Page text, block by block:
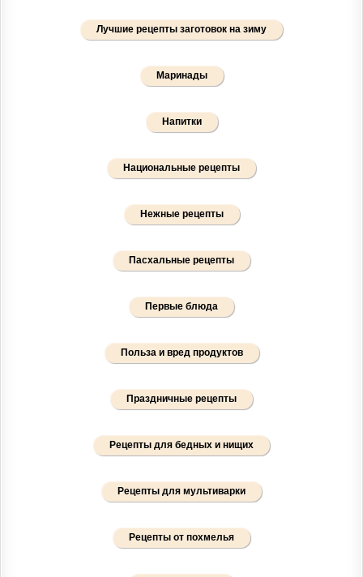
Лучшие рецепты заготовок на зиму
Маринады
Напитки
Национальные рецепты
Нежные рецепты
Пасхальные рецепты
Первые блюда
Польза и вред продуктов
Праздничные рецепты
Рецепты для бедных и нищих
Рецепты для мультиварки
Рецепты от похмелья